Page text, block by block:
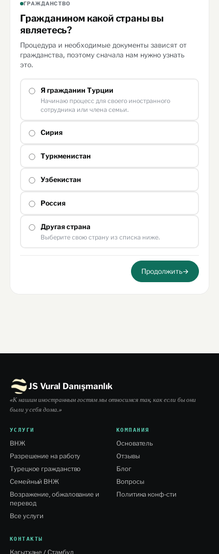
ГРАЖДАНСТВО
Гражданином какой страны вы
являетесь?
Процедура и необходимые документы зависят от
гражданства, поэтому сначала нам нужно узнать
это.
Я гражданин Турции
Начинаю процесс для своего иностранного
сотрудника или члена семьи.
Сирия
Туркменистан
Узбекистан
Россия
Другая страна
Выберите свою страну из списка ниже.
Продолжить→
JS Vural Danışmanlık
«К нашим иностранным гостям мы относимся так, как если бы они
были у себя дома.»
УСЛУГИ
ВНЖ
Разрешение на работу
Турецкое гражданство
Семейный ВНЖ
Возражение, обжалование и
перевод
Все услуги
КОМПАНИЯ
Основатель
Отзывы
Блог
Вопросы
Политика конф-сти
КОНТАКТЫ
Кагытхане / Стамбул